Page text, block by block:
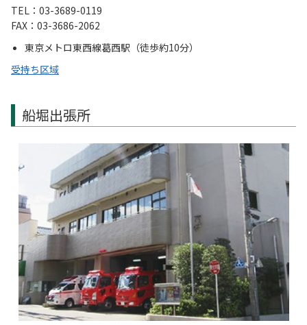
TEL：03-3689-0119
FAX：03-3686-2062
東京メトロ東西線葛西駅（徒歩約10分）
受持ち区域
船堀出張所